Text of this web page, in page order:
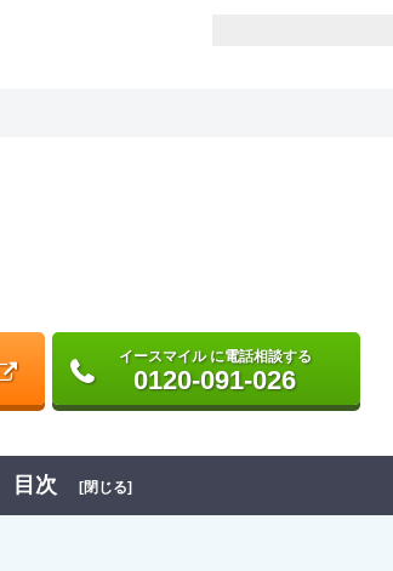
イースマイル に電話相談する
0120-091-026
目次 [閉じる]